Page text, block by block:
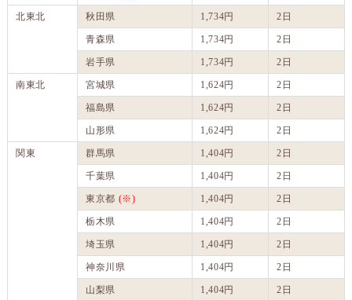
北東北 秋田県 1,734円 2日
青森県 1,734円 2日
岩手県 1,734円 2日
南東北 宮城県 1,624円 2日
福島県 1,624円 2日
山形県 1,624円 2日
関東 群馬県 1,404円 2日
千葉県 1,404円 2日
東京都 (※) 1,404円 2日
栃木県 1,404円 2日
埼玉県 1,404円 2日
神奈川県 1,404円 2日
山梨県 1,404円 2日